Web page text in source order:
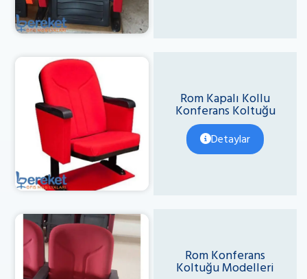
Rom Kapalı Kollu
Konferans Koltuğu
Detaylar
Rom Konferans
Koltuğu Modelleri